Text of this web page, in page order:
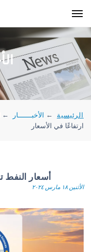
الرئيسية ← الأخبـــــــار ←
ارتفاعًا في الأسعار
أسعار النفط
الأثنين ١٨ مارس ٢٠٢٤